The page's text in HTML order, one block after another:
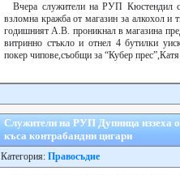
Вчера служители на РУП Кюстендил
взломна кражба от магазин за алкохол и
годишният А.В. проникнал в магазина
витринно стъкло и отнел 4 бутилки
покер чипове,съобщи за “Кубер
Служители на РУП Дупница иззеха
къса контрабандни цигари
Категория: Правосъдие